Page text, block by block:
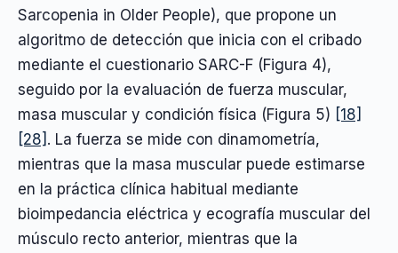
Sarcopenia in Older People), que propone un
algoritmo de detección que inicia con el cribado
mediante el cuestionario SARC-F (Figura 4),
seguido por la evaluación de fuerza muscular,
masa muscular y condición física (Figura 5) [18]
[28] . La fuerza se mide con dinamometría,
mientras que la masa muscular puede estimarse
en la práctica clínica habitual mediante
bioimpedancia eléctrica y ecografía muscular del
músculo recto anterior, mientras que la